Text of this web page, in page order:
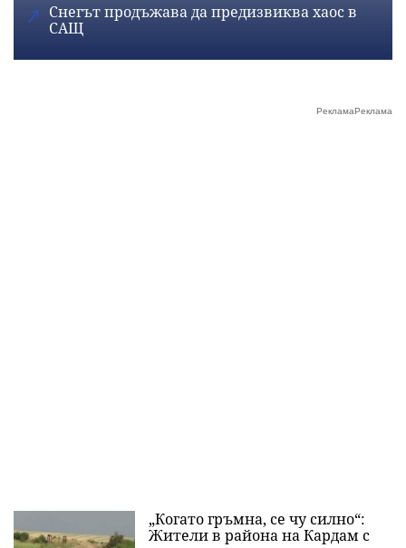
Снегът продъжава да предизвиква хаос в
САЩ
„Когато гръмна, се чу силно“:
Жители в района на Кардам с